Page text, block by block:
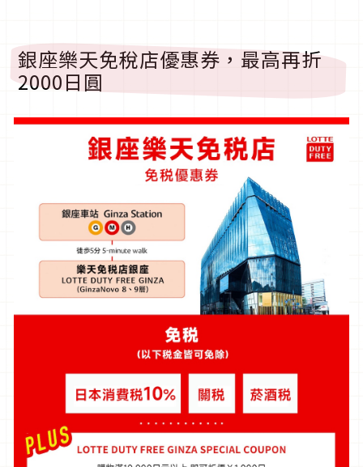
銀座樂天免稅店優惠券，最高再折
2000日圓